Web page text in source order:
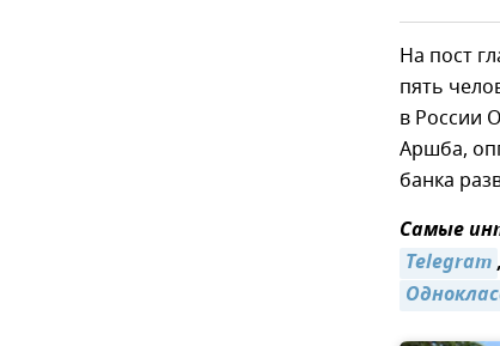
На пост
пять
в России
Аршба,
банка
Самые
Telegram,